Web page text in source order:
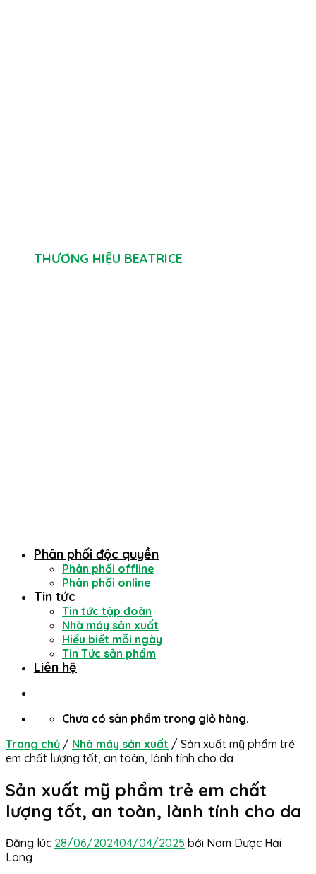
THƯƠNG HIỆU BEATRICE
Phân phối độc quyền
Phân phối offline
Phân phối online
Tin tức
Tin tức tập đoàn
Nhà máy sản xuất
Hiểu biết mỗi ngày
Tin Tức sản phẩm
Liên hệ
Chưa có sản phẩm trong giỏ hàng.
Trang chủ / Nhà máy sản xuất / Sản xuất mỹ phẩm trẻ
em chất lượng tốt, an toàn, lành tính cho da
Sản xuất mỹ phẩm trẻ em chất
lượng tốt, an toàn, lành tính cho da
Đăng lúc 28/06/202404/04/2025 bởi Nam Dược Hải
Long